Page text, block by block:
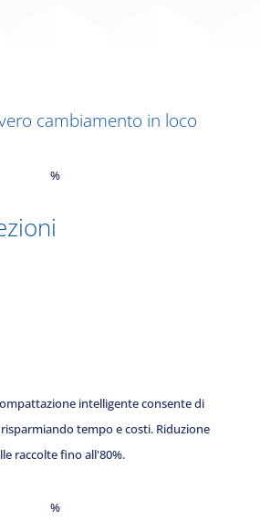
cambiamento in loco
%
intelligente consente di
tempo e costi. Riduzione
raccolte fino all'80%.
%